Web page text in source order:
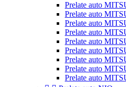
Prelate auto
Prelate auto
Prelate auto
Prelate auto
Prelate auto
Prelate auto
Prelate auto
Prelate auto
Prelate auto